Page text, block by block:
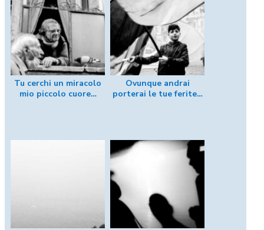
Tu cerchi un miracolo
mio piccolo cuore…
Ovunque andrai
porterai le tue ferite…